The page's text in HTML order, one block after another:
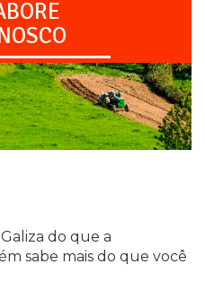
do que a
sabe mais do que você